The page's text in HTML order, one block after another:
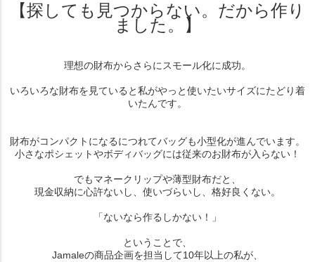
【探しても見つからない。だから作り
ました。】
理想の財布からさらにスモール化に成功。
いろいろな財布を見ていると私がやっと使いたいサイズにたどり着
いたんです。
財布がコンパクトになるにつれてバッグも小型化が進んでいます。
小さなポシェットやボディバッグには従来のお財布が入らない！
でもマネークリップや薄型財布だと、
現金収納に心許ないし、使いづらいし、格好良くない。
「ないなら作るしかない！」
ということで、
Jamaleの商品企画を担当して10年以上の私が、